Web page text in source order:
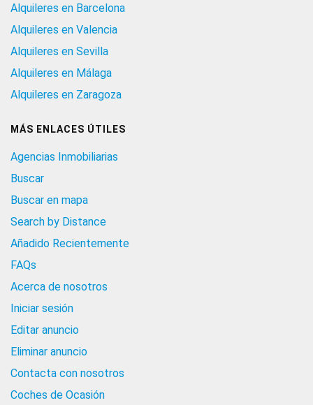
Alquileres en Barcelona
Alquileres en Valencia
Alquileres en Sevilla
Alquileres en Málaga
Alquileres en Zaragoza
MÁS ENLACES ÚTILES
Agencias Inmobiliarias
Buscar
Buscar en mapa
Search by Distance
Añadido Recientemente
FAQs
Acerca de nosotros
Iniciar sesión
Editar anuncio
Eliminar anuncio
Contacta con nosotros
Coches de Ocasión